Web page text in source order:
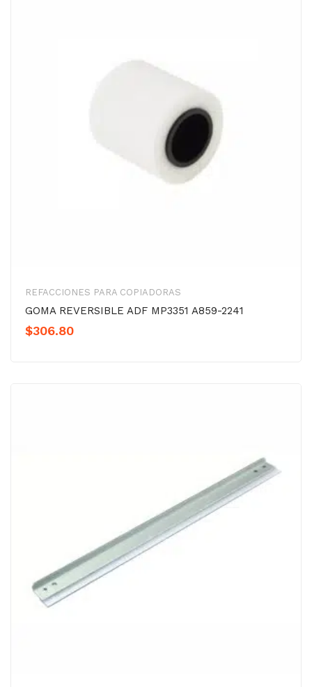
REFACCIONES PARA COPIADORAS
GOMA REVERSIBLE ADF MP3351 A859-2241
$306.80